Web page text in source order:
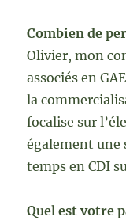
Combien de
Olivier, mon
associés en
la
focalise sur
également une
temps en CDI
Quel est votre